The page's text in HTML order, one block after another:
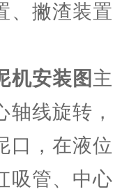
、撇渣装
机安装图
轴线旋转
口，在液
吸管、中